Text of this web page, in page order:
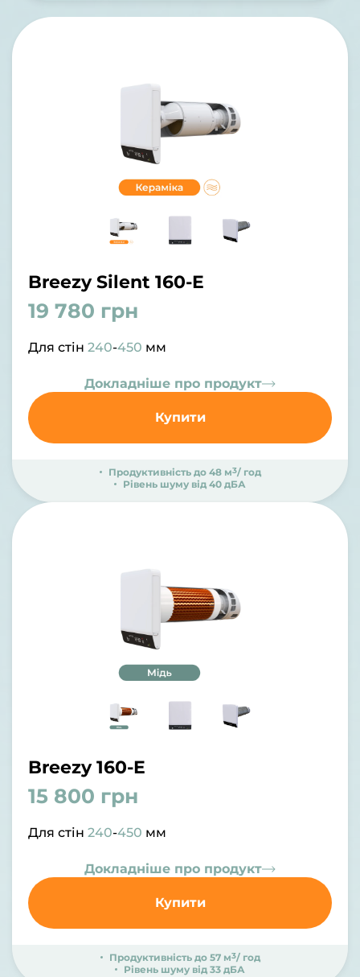
Breezy Silent 160-E
19 780 грн
Для стін 240-450 мм
Купити
Докладніше про продукт
Продуктивність до 48 м3/ год
Рівень шуму від 40 дБА
Breezy 160-E
15 800 грн
Для стін 240-450 мм
Купити
Докладніше про продукт
Продуктивність до 57 м3/ год
Рівень шуму від 33 дБА